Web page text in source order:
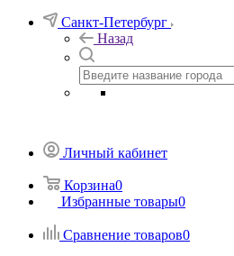
Санкт-Петербург
Назад
Личный кабинет
Корзина0
Избранные товары0
Сравнение товаров0